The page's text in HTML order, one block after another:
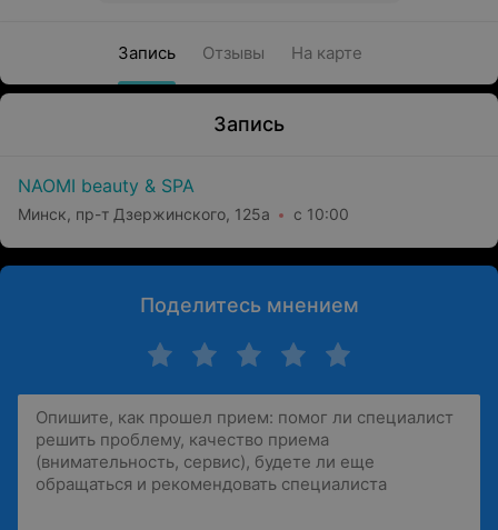
Запись Отзывы На карте
Запись
NAOMI beauty & SPA
Минск, пр-т Дзержинского, 125а с 10:00
Поделитесь мнением